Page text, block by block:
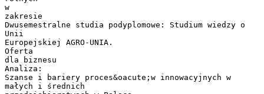
w
zakresie
Dwusemestralne studia podyplomowe: Studium wiedzy o
Unii
Europejskiej AGRO-UNIA.
Oferta
dla biznesu
Analiza:
Szanse i bariery proces&oacute;w innowacyjnych w
małych i średnich